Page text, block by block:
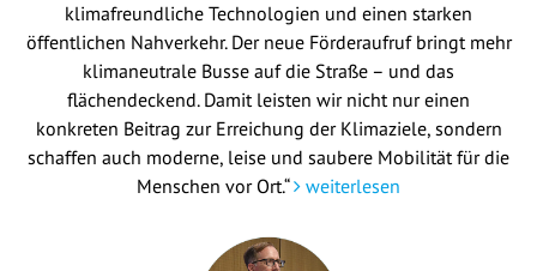
klimafreundliche Technologien und einen starken
öffentlichen Nahverkehr. Der neue Förderaufruf bringt mehr
klimaneutrale Busse auf die Straße – und das
flächendeckend. Damit leisten wir nicht nur einen
konkreten Beitrag zur Erreichung der Klimaziele, sondern
schaffen auch moderne, leise und saubere Mobilität für die
Menschen vor Ort.“
weiterlesen